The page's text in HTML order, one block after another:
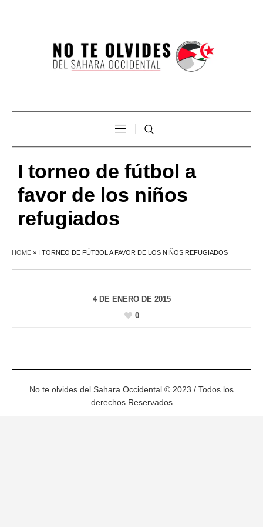
I torneo de fútbol a
favor de los niños
refugiados
HOME » I TORNEO DE FÚTBOL A FAVOR DE LOS NIÑOS REFUGIADOS
4 DE ENERO DE 2015
0
No te olvides del Sahara Occidental © 2023 / Todos los
derechos Reservados